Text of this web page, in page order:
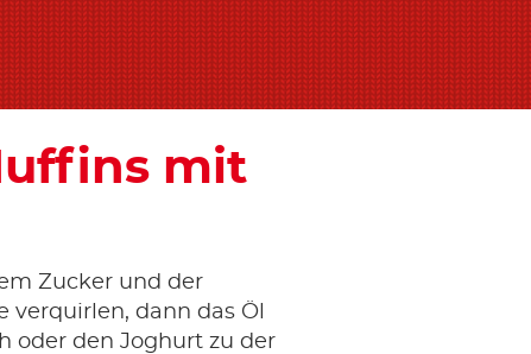
mit
Zucker und der
verquirlen, dann das Öl
oder den Joghurt zu der